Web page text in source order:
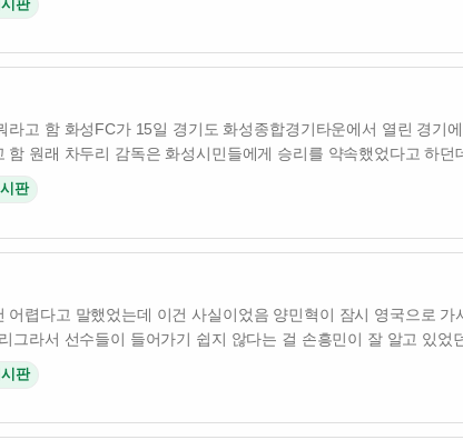
판
고 함 화성FC가 15일 경기도 화성종합경기타운에서 열린 경기
함 원래 차두리 감독은 화성시민들에게 승리를 약속했었다고 하
판
렵다고 말했었는데 이건 사실이었음 양민혁이 잠시 영국으로 가
그라서 선수들이 들어가기 쉽지 않다는 걸 손흥민이 잘 알고 있었
판